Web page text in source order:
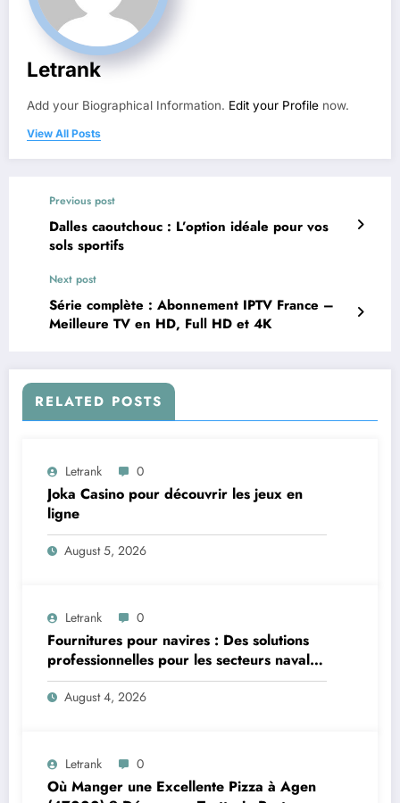
Letrank
Add your Biographical Information. Edit your Profile now.
View All Posts
Previous post
Dalles caoutchouc : L’option idéale pour vos
sols sportifs
Next post
Série complète : Abonnement IPTV France –
Meilleure TV en HD, Full HD et 4K
RELATED POSTS
Letrank 0
Joka Casino pour découvrir les jeux en
ligne
August 5, 2026
Letrank 0
Fournitures pour navires : Des solutions
professionnelles pour les secteurs naval et
offshore
August 4, 2026
Letrank 0
Où Manger une Excellente Pizza à Agen